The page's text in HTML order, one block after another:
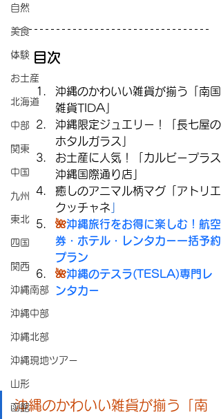
自然
美食
体験
お土産
北海道
中部
関東
中国
九州
東北
四国
関西
沖縄南部
沖縄中部
沖縄北部
沖縄現地ツアー
山形
函館
目次
沖縄のかわいい雑貨が揃う「南国
雑貨TIDA」
沖縄限定ジュエリー！「長七屋の
ホタルガラス」
お土産に人気！「カルビープラス
沖縄国際通り店」
癒しのアニマル柄マグ「アトリエ
クッチャネ
🌺沖縄旅行をお得に楽しむ！航空
券・ホテル・レンタカー一括予約
プラン
🌺沖縄のテスラ(TESLA)専門レ
ンタカー
沖縄のかわいい雑貨が揃う「南